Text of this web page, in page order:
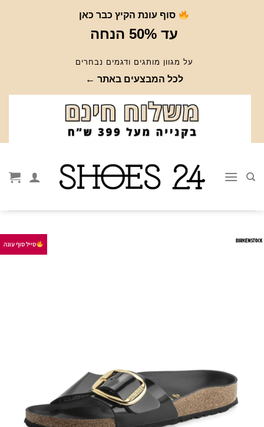
סוף עונת הקיץ כבר כאן
עד 50% הנחה
על מגוון מותגים ודגמים נבחרים
לכל המבצעים באתר ←
סייל סוף עונה